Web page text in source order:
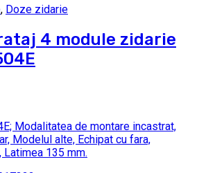
, Doze zidarie
4 module zidarie
Modalitatea de montare incastrat,
Modelul alte, Echipat cu fara,
Latimea 135 mm.